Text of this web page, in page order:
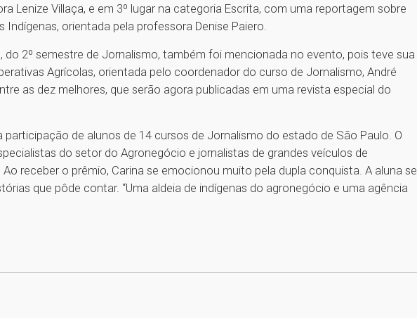
Lenize Villaça, e em 3º lugar na categoria Escrita, com uma reportagem sobre
Indígenas, orientada pela professora Denise Paiero.
do 2º semestre de Jornalismo, também foi mencionada no evento, pois teve sua
Agrícolas, orientada pelo coordenador do curso de Jornalismo, André
as dez melhores, que serão agora publicadas em uma revista especial do
de alunos de 14 cursos de Jornalismo do estado de São Paulo. O
do setor do Agronegócio e jornalistas de grandes veículos de
receber o prêmio, Carina se emocionou muito pela dupla conquista. A aluna se
que pôde contar. “Uma aldeia de indígenas do agronegócio e uma agência